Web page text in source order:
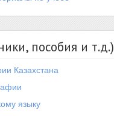
пособия и т.д.)
Казахстана
языку